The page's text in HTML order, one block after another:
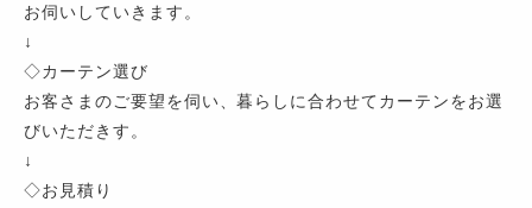
お伺いしていきます。
↓
◇カーテン選び
お客さまのご要望を伺い、暮らしに合わせてカーテンをお選
びいただきす。
↓
◇お見積り